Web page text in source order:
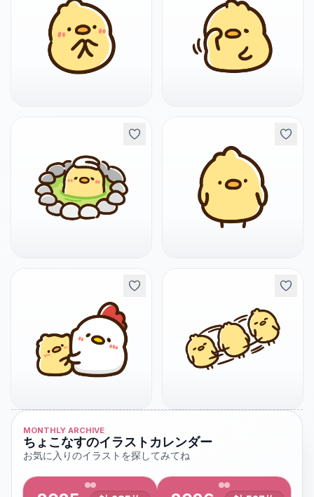
MONTHLY ARCHIVE
ちょこなすのイラストカレンダー
お気に入りのイラストを探してみてね